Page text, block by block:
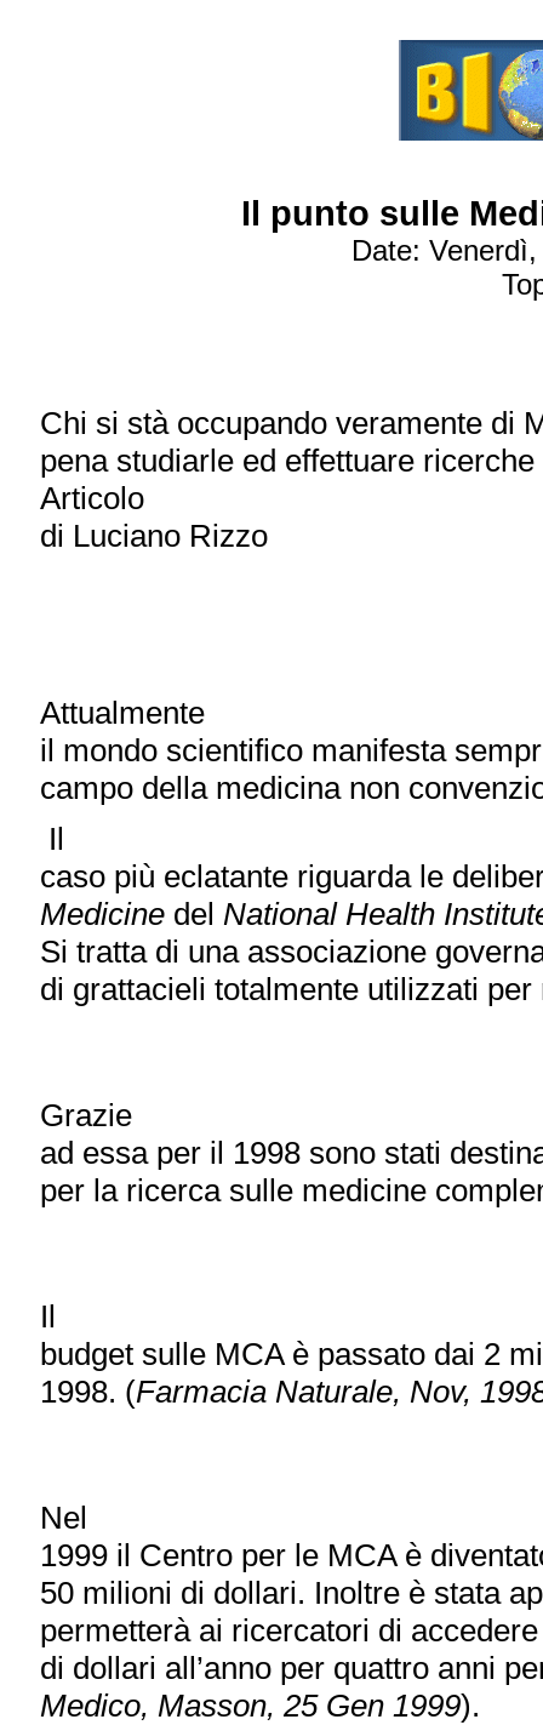
Il punto sulle
Date:
Chi si stà occupando veramente di
pena studiarle ed effettuare
Articolo
di Luciano Rizzo
Attualmente
il mondo scientifico manifesta
campo della medicina non
Il
caso più eclatante riguarda le
Medicine del National Health
Si tratta di una associazione
di grattacieli totalmente utilizzati
Grazie
ad essa per il 1998 sono stati
per la ricerca sulle medicine
Il
budget sulle MCA è passato dai 2
1998. (Farmacia Naturale, Nov,
Nel
1999 il Centro per le MCA è
50 milioni di dollari. Inoltre è stata
permetterà ai ricercatori di
di dollari all’anno per quattro anni
Medico, Masson, 25 Gen 1999).